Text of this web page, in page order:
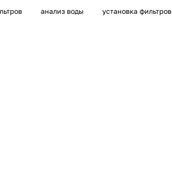
анализ воды установка фильтров